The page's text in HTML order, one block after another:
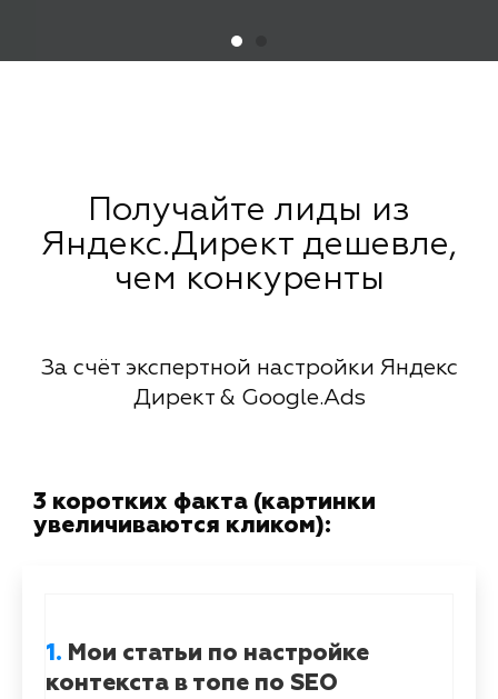
Получайте лиды из
Яндекс.Директ дешевле,
чем конкуренты
За счёт экспертной настройки Яндекс
Директ & Google.Ads
3 коротких факта (картинки
увеличиваются кликом):
1. Мои статьи по настройке
контекста в топе по SEO